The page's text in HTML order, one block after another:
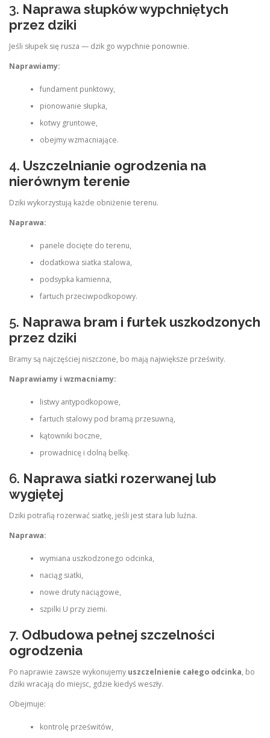
3. Naprawa słupków wypchniętych
przez dziki
Jeśli słupek się rusza — dzik go wypchnie ponownie.
Naprawiamy:
fundament punktowy,
pionowanie słupka,
kotwy gruntowe,
obejmy wzmacniające.
4. Uszczelnianie ogrodzenia na
nierównym terenie
Dziki wykorzystują każde obniżenie terenu.
Naprawa:
panele docięte do terenu,
dodatkowa siatka stalowa,
podsypka kamienna,
fartuch przeciwpodkopowy.
5. Naprawa bram i furtek uszkodzonych
przez dziki
Bramy są najczęściej niszczone, bo mają największe prześwity.
Naprawiamy i wzmacniamy:
listwy antypodkopowe,
fartuch stalowy pod bramą przesuwną,
kątowniki boczne,
prowadnicę i dolną belkę.
6. Naprawa siatki rozerwanej lub
wygiętej
Dziki potrafią rozerwać siatkę, jeśli jest stara lub luźna.
Naprawa:
wymiana uszkodzonego odcinka,
naciąg siatki,
nowe druty naciągowe,
szpilki U przy ziemi.
7. Odbudowa pełnej szczelności
ogrodzenia
Po naprawie zawsze wykonujemy uszczelnienie całego odcinka, bo
dziki wracają do miejsc, gdzie kiedyś weszły.
Obejmuje:
kontrolę prześwitów,